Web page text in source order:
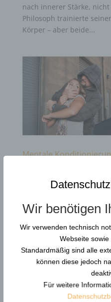
nach innerer Stärke,
Philosoph trainierte
Körper – aber beide...
Mentale
Günther Pfeifer | 1,
Die Psychologie der
Konditionierung in der
Selbstschutztraining
erkennen – Bevor sie
Gefahrenbewusstseins
Die meisten Überfälle
Durchsuchen…
Wir benötigen
Wir verwenden technisch
Webseite
Standardmäßig sind alle
können diese jedoch
Für weitere